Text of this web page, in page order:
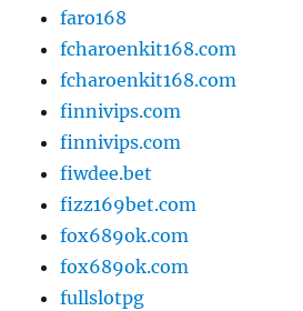
faro168
fcharoenkit168.com
fcharoenkit168.com
finnivips.com
finnivips.com
fiwdee.bet
fizz169bet.com
fox689ok.com
fox689ok.com
fullslotpg